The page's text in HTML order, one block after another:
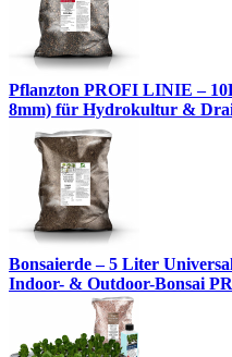
Pflanzton PROFI LINIE –
8mm) für Hydrokultur &
Bonsaierde – 5 Liter
Indoor- & Outdoor-Bonsai